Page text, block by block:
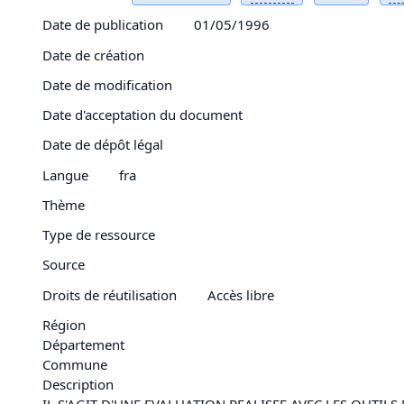
Date de publication
01/05/1996
Date de création
Date de modification
Date d'acceptation du document
Date de dépôt légal
Langue
fra
Thème
Type de ressource
Source
Droits de réutilisation
Accès libre
Région
Département
Commune
Description